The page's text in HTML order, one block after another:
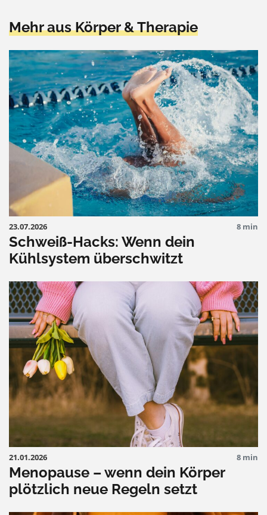
Mehr aus Körper & Therapie
23.07.2026 8 min
Schweiß-Hacks: Wenn dein
Kühlsystem überschwitzt
21.01.2026 8 min
Menopause – wenn dein Körper
plötzlich neue Regeln setzt